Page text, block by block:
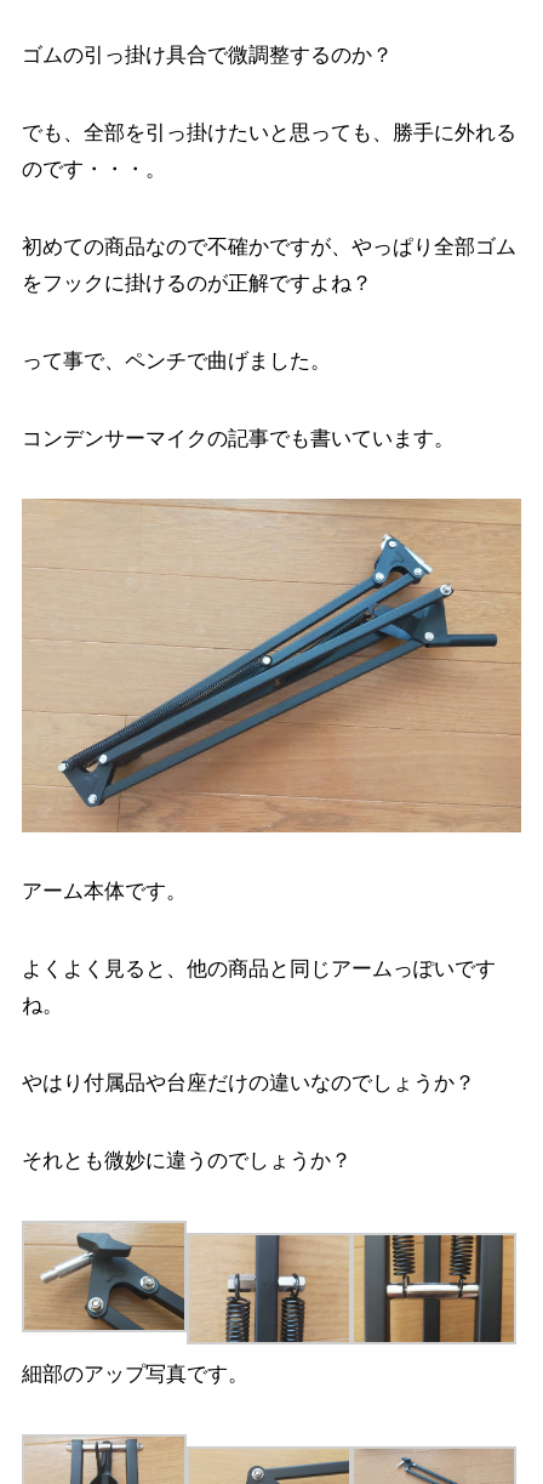
ゴムの引っ掛け具合で微調整するのか？
でも、全部を引っ掛けたいと思っても、勝手に外れる
のです・・・。
初めての商品なので不確かですが、やっぱり全部ゴム
をフックに掛けるのが正解ですよね？
って事で、ペンチで曲げました。
コンデンサーマイクの記事でも書いています。
アーム本体です。
よくよく見ると、他の商品と同じアームっぽいです
ね。
やはり付属品や台座だけの違いなのでしょうか？
それとも微妙に違うのでしょうか？
細部のアップ写真です。